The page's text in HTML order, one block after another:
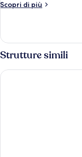
Scopri di più
Altri
Classic
Strutture simili
Hotel Capri - Adult